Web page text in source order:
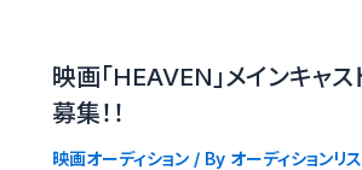
映画「HEAVEN」メインキャ
募集！！
映画オーディション/ By オーディションリ